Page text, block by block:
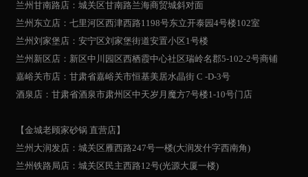
兰州甘南路店：城关区甘南路兰海商贸城斜对面
兰州东立店：七里河区西津西路1198号东立开泰园4号楼102室
兰州刘家堡店：安宁区刘家堡街道安置小区1号楼
兰州新区店：新区中川园区西栖霞中心社区瑞岭名郡5-102-2号商铺
嘉峪关市店：甘肃省嘉峪关市恒基美居水晶街 C -D-3号
酒泉店：甘肃省酒泉市肃州区中天岁月魔方7号楼1-10号门店
【金城老顾家砂锅 直营店】
兰州大润发店：城关区雁西路247号一楼(大润发什字西南角)
兰州铁路局店：城关区民主西路12号(光源大厦一楼)